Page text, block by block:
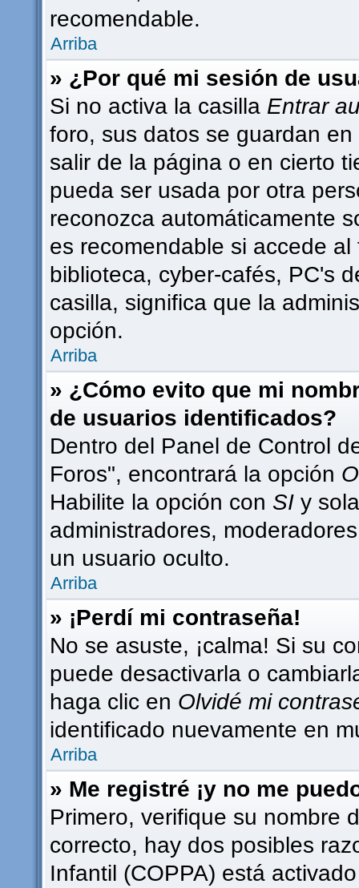
recomendable.
Arriba
» ¿Por qué mi sesión de
Si no activa la casilla Entrar
foro, sus datos se guardan
salir de la página o en cierto
pueda ser usada por otra
reconozca automáticamente
es recomendable si accede
biblioteca, cyber-cafés, PC's
casilla, significa que la
opción.
Arriba
» ¿Cómo evito que mi
de usuarios identificados?
Dentro del Panel de Control
Foros", encontrará la opción
Habilite la opción con SI y
administradores,
un usuario oculto.
Arriba
» ¡Perdí mi contraseña!
No se asuste, ¡calma! Si su
puede desactivarla o
haga clic en Olvidé mi
identificado nuevamente en
Arriba
» Me registré ¡y no me
Primero, verifique su nombre
correcto, hay dos posibles
Infantil (COPPA) está